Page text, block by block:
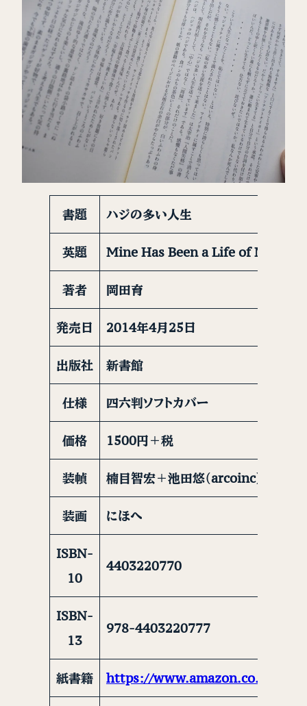
書題 ハジの多い人生
英題 Mine Has Been a Life of Much
著者 岡田育
発売日 2014年4月25日
出版社 新書館
仕様 四六判ソフトカバー
価格 1500円＋税
装幀 楠目智宏＋池田悠（arcoinc）
装画 にほへ
ISBN-
10
4403220770
ISBN-
13
978-4403220777
紙書籍 https://www.amazon.co.jp/dp/